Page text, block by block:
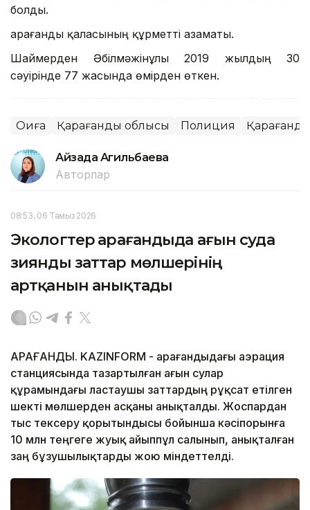
болды.
Қарағанды қаласының құрметті азаматы.
Шаймерден Әбілмәжінұлы 2019 жылдың 30
сәуірінде 77 жасында өмірден өткен.
Оқиға Қарағанды облысы Полиция
Айзада Агильбаева
Авторлар
08:53, 06 Тамыз 2026
Экологтер Қарағандыда ағын суда
зиянды заттар мөлшерінің
артқанын анықтады
ҚАРАҒАНДЫ. KAZINFORM - Қарағандыдағы аэрация
станциясында тазартылған ағын сулар
құрамындағы ластаушы заттардың рұқсат етілген
шекті мөлшерден асқаны анықталды. Жоспардан
тыс тексеру қорытындысы бойынша кәсіпорынға
10 млн теңгеге жуық айыппұл салынып, анықталған
заң бұзушылықтарды жою міндеттелді.